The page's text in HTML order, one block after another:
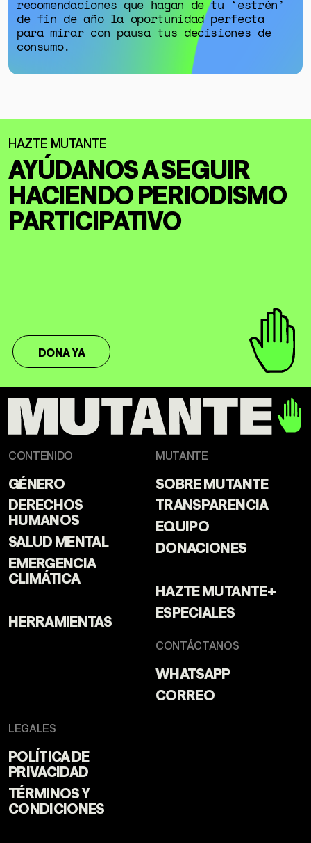
recomendaciones que hagan de tu ‘estrén’
de fin de año la oportunidad perfecta
para mirar con pausa tus decisiones de
consumo.
AYÚDANOS A SEGUIR
HACIENDOPERIODISMO
PARTICIPATIVO
DONA YA
CONTENIDO
GÉNERO
DERECHOS
HUMANOS
SALUD MENTAL
EMERGENCIA
CLIMÁTICA
HERRAMIENTAS
MUTANTE
SOBRE MUTANTE
TRANSPARENCIA
EQUIPO
DONACIONES
HAZTE MUTANTE+
ESPECIALES
CONTÁCTANOS
WHATSAPP
CORREO
LEGALES
POLÍTICA DE
PRIVACIDAD
TÉRMINOS Y
CONDICIONES